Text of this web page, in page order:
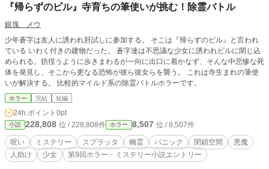
『帰らずのビル』寺育ちの筆使いが挑む！除霊バトル
銀塊 メウ
少年蒼字は友人に誘われ肝試しに参加する。 そこは『帰らずのビル』と言われ
ている いわく付きの建物だった。 蒼字達は不思議な少女に誘われビルに閉じ込
められる。彷徨うように歩きまわるが一向に出口に着かなず、そんな中悲惨な死
体を発見し、そこから更なる恐怖が彼ら彼女らを襲う。 これは寺生まれの筆使
いが解決する。 比較的マイルド系の除霊バトルホラーです。
ホラー 完結 短編
24h.ポイント 0pt
小説 228,808 位 / 228,808件 ホラー 8,507 位 / 8,507件
呪い ミステリー スプラッタ 幽霊 パニック 閉鎖空間
悪魔
人助け
少女 第9回ホラー・ミステリー小説エントリー